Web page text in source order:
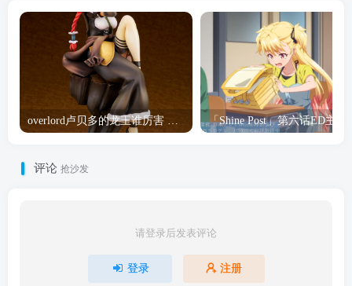
overlord卢贝多的龙王谁厉害 「Overlord」露普斯蕾琪娜·贝塔手办开订
评论 抢沙发
请登录后发表评论
登录 注册